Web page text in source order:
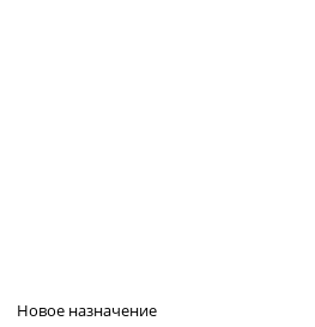
Новое назначение